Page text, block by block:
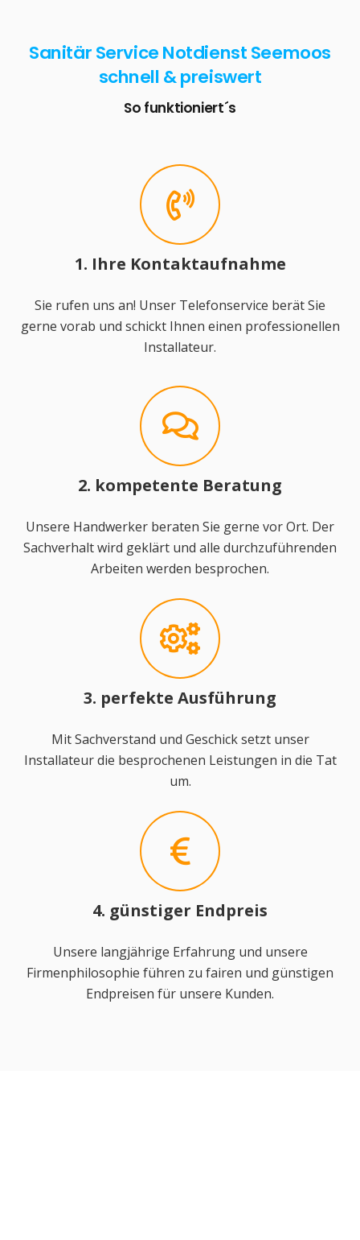
Sanitär Service Notdienst Seemoos
schnell & preiswert
So funktioniert´s
1. Ihre Kontaktaufnahme
Sie rufen uns an! Unser Telefonservice berät Sie
gerne vorab und schickt Ihnen einen professionellen
Installateur.
2. kompetente Beratung
Unsere Handwerker beraten Sie gerne vor Ort. Der
Sachverhalt wird geklärt und alle durchzuführenden
Arbeiten werden besprochen.
3. perfekte Ausführung
Mit Sachverstand und Geschick setzt unser
Installateur die besprochenen Leistungen in die Tat
um.
4. günstiger Endpreis
Unsere langjährige Erfahrung und unsere
Firmenphilosophie führen zu fairen und günstigen
Endpreisen für unsere Kunden.